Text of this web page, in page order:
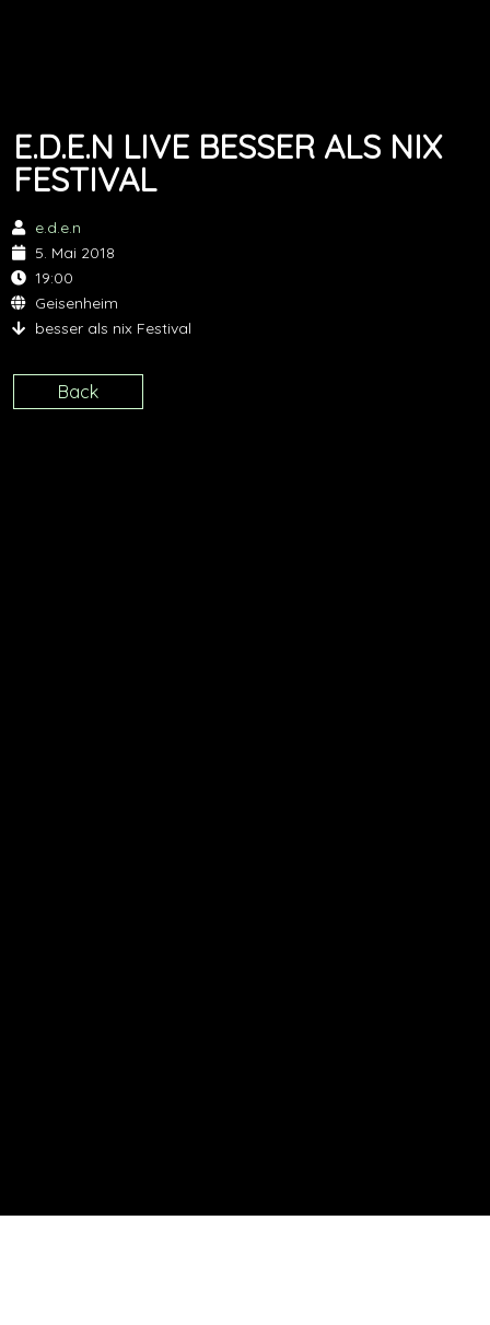
E.D.E.N LIVE BESSER ALS NIX
FESTIVAL
e.d.e.n
5. Mai 2018
19:00
Geisenheim
besser als nix Festival
Back